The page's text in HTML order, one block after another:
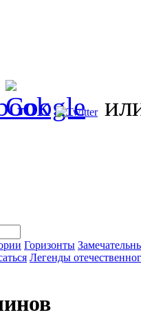
Горизонты
Легенды